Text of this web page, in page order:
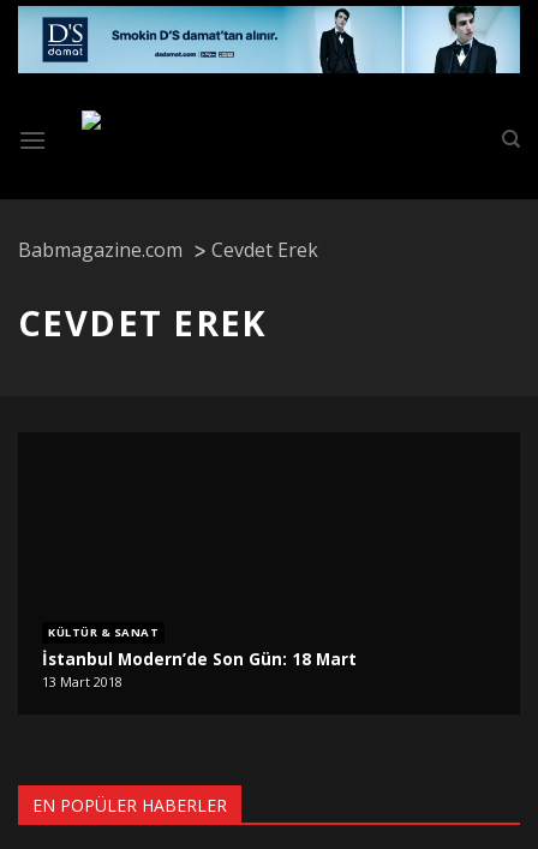
Skip
content
Babmagazine.com Cevdet Erek
CEVDET EREK
KÜLTÜR & SANAT
İstanbul Modern’de Son Gün: 18 Mart
13 Mart 2018
EN POPÜLER HABERLER